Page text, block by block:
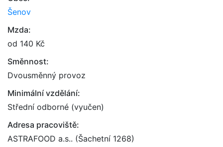
Šenov
Mzda:
od 140 Kč
Směnnost:
Dvousměnný provoz
Minimální vzdělání:
Střední odborné (vyučen)
Adresa pracoviště:
ASTRAFOOD a.s.. (Šachetní 1268)